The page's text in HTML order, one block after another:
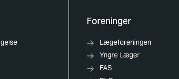
Foreninger
Lægeforeningen
Yngre Læger
FAS